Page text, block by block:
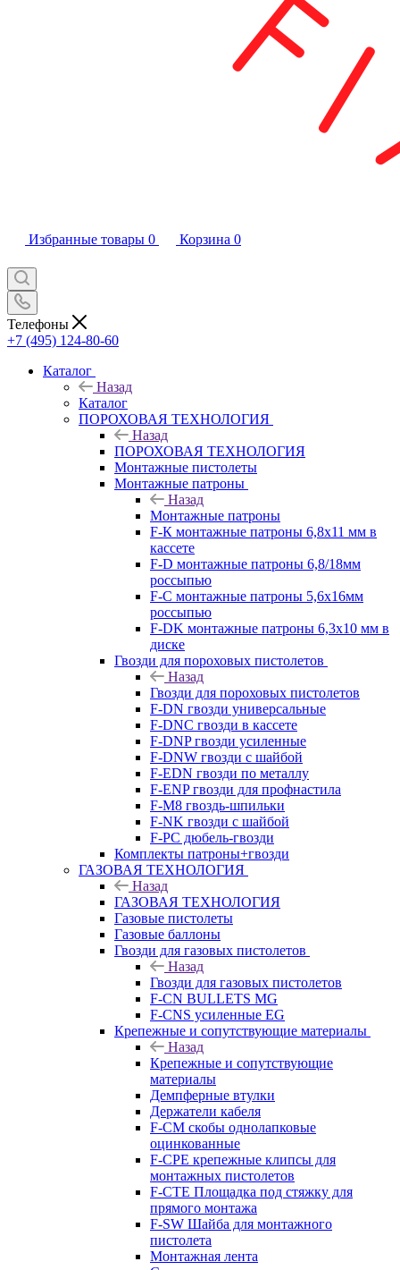
Избранные товары 0 Корзина 0
Телефоны
+7 (495) 124-80-60
Каталог
Назад
Каталог
ПОРОХОВАЯ ТЕХНОЛОГИЯ
Назад
ПОРОХОВАЯ ТЕХНОЛОГИЯ
Монтажные пистолеты
Монтажные патроны
Назад
Монтажные патроны
F-К монтажные патроны 6,8х11 мм в
кассете
F-D монтажные патроны 6,8/18мм
россыпью
F-C монтажные патроны 5,6х16мм
россыпью
F-DK монтажные патроны 6,3х10 мм в
диске
Гвозди для пороховых пистолетов
Назад
Гвозди для пороховых пистолетов
F-DN гвозди универсальные
F-DNC гвозди в кассете
F-DNP гвозди усиленные
F-DNW гвозди с шайбой
F-EDN гвозди по металлу
F-ENP гвозди для профнастила
F-M8 гвоздь-шпильки
F-NK гвозди с шайбой
F-PC дюбель-гвозди
Комплекты патроны+гвозди
ГАЗОВАЯ ТЕХНОЛОГИЯ
Назад
ГАЗОВАЯ ТЕХНОЛОГИЯ
Газовые пистолеты
Газовые баллоны
Гвозди для газовых пистолетов
Назад
Гвозди для газовых пистолетов
F-CN BULLETS MG
F-CNS усиленные EG
Крепежные и сопутствующие материалы
Назад
Крепежные и сопутствующие
материалы
Демпферные втулки
Держатели кабеля
F-CM скобы однолапковые
оцинкованные
F-CPE крепежные клипсы для
монтажных пистолетов
F-CTE Площадка под стяжку для
прямого монтажа
F-SW Шайба для монтажного
пистолета
Монтажная лента